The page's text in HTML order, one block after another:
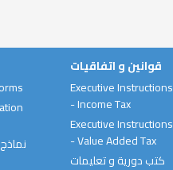
قوانين و اتفاقيات
Executive Instructions
- Income Tax
Executive Instructions
- Value Added Tax
كتب دورية و تعليمات